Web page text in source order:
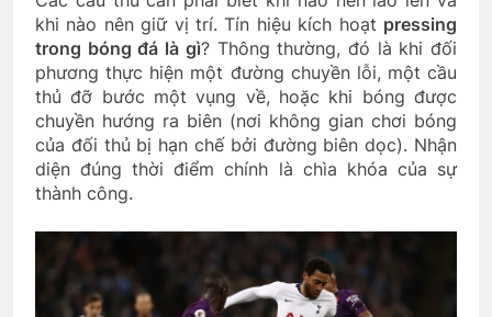
khi nào nên giữ vị trí. Tín hiệu kích hoạt pressing
trong bóng đá là gì? Thông thường, đó là khi đối
phương thực hiện một đường chuyền lỗi, một cầu
thủ đỡ bước một vụng về, hoặc khi bóng được
chuyền hướng ra biên (nơi không gian chơi bóng
của đối thủ bị hạn chế bởi đường biên dọc). Nhận
diện đúng thời điểm chính là chìa khóa của sự
thành công.